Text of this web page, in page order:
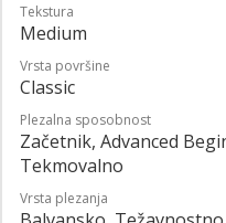
Tekstura
Medium
Vrsta površine
Classic
Plezalna sposobnost
Začetnik, Advanced
Tekmovalno
Vrsta plezanja